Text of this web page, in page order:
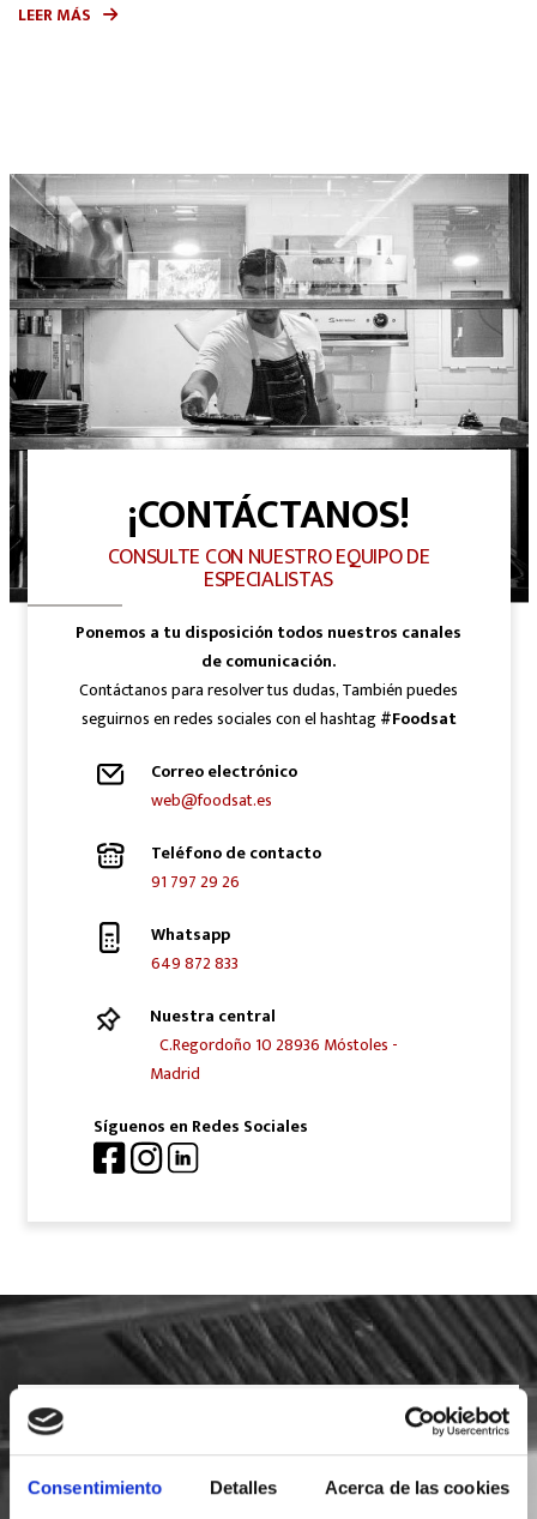
Consentimiento Detalles Acerca de las cookies
LEER MÁS
¡CONTÁCTANOS!
CONSULTE CON NUESTRO EQUIPO DE
ESPECIALISTAS
Ponemos a tu disposición todos nuestros canales
de comunicación.
Contáctanos para resolver tus dudas, También puedes
seguirnos en redes sociales con el hashtag#Foodsat
Correo electrónico
web@foodsat.es
Teléfono de contacto
91 797 29 26
Whatsapp
649 872 833
Nuestra central
C.Regordoño 10 28936 Móstoles -
Madrid
Síguenos en Redes Sociales
SOLICITA INFORMACIÓN